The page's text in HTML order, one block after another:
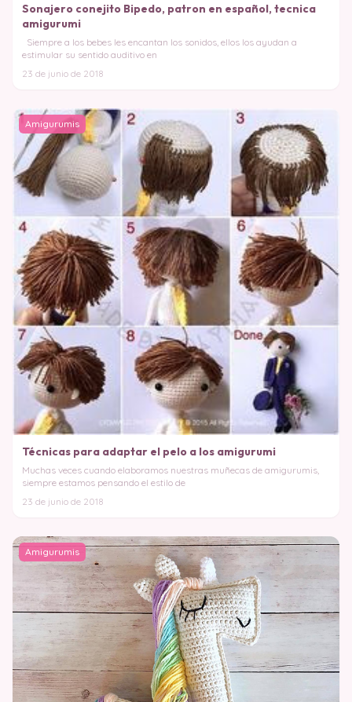
Sonajero conejito Bipedo, patron en español, tecnica
amigurumi
Siempre a los bebes les encantan los sonidos, ellos los ayudan a
estimular su sentido auditivo en
23 de junio de 2018
Amigurumis
Técnicas para adaptar el pelo a los amigurumi
Muchas veces cuando elaboramos nuestras muñecas de amigurumis,
siempre estamos pensando el estilo de
23 de junio de 2018
Amigurumis